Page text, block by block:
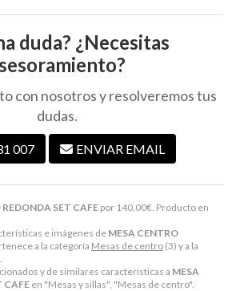
SET CAFEpor 140,00€ . Producto en
e imágenes de MESA CENTRO
a la categoría Mesas de centro (3) y a la
y de similares características a MESA
CAFE en "Mesas y sillas", "Mesas de centro".
duda? ¿Necesitas
con nosotros y resolveremos tus
dudas.
007 ENVIAR EMAIL